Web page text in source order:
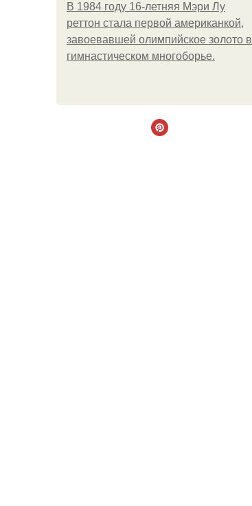
В 1984 году 16-летняя Мэри Лу
реттон стала первой американкой,
завоевавшей олимпийское золото в
гимнастическом многоборье.